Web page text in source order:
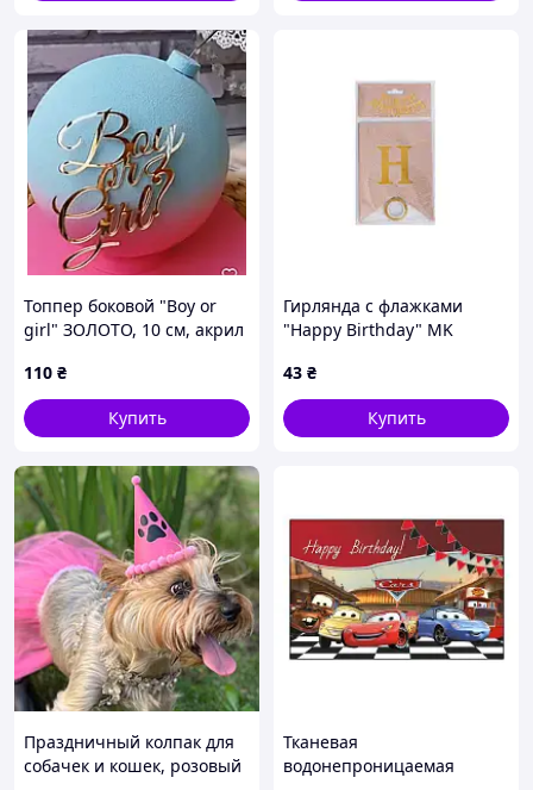
Топпер боковой "Boy or
girl" ЗОЛОТО, 10 см, акрил
110 ₴
Купить
Гирлянда с флажками
"Happy Birthday" MK
43 ₴
Купить
Праздничный колпак для
собачек и кошек, розовый
Тканевая
водонепроницаемая